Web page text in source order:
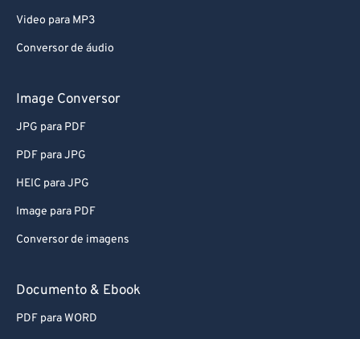
Video para MP3
Conversor de áudio
Image Conversor
JPG para PDF
PDF para JPG
HEIC para JPG
Image para PDF
Conversor de imagens
Documento & Ebook
PDF para WORD